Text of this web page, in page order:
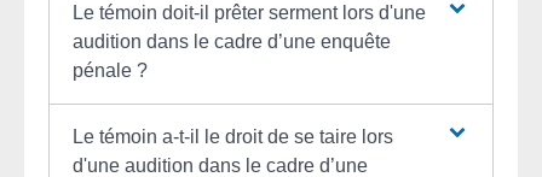
Le témoin doit-il prêter serment lors d'une
audition dans le cadre d’une enquête
pénale ?
Le témoin a-t-il le droit de se taire lors
d'une audition dans le cadre d’une